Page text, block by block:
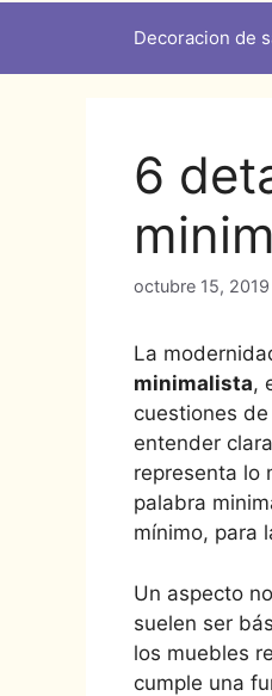
Decoracion de
6
octubre 15, 2019
La
minimalista,
cuestiones
entender
representa lo
palabra
mínimo, para
Un aspecto
suelen ser
los muebles
cumple una